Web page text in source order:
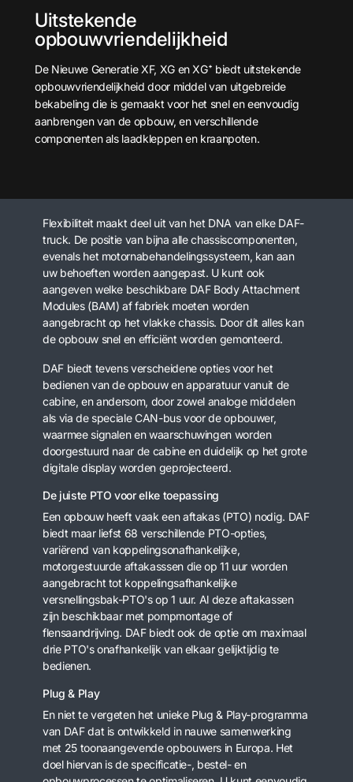
Uitstekende
opbouwvriendelijkheid
De Nieuwe Generatie XF, XG en XG⁺ biedt uitstekende
opbouwvriendelijkheid door middel van uitgebreide
bekabeling die is gemaakt voor het snel en eenvoudig
aanbrengen van de opbouw, en verschillende
componenten als laadkleppen en kraanpoten.
Flexibiliteit maakt deel uit van het DNA van elke DAF-
truck. De positie van bijna alle chassiscomponenten,
evenals het motornabehandelingssysteem, kan aan
uw behoeften worden aangepast. U kunt ook
aangeven welke beschikbare DAF Body Attachment
Modules (BAM) af fabriek moeten worden
aangebracht op het vlakke chassis. Door dit alles kan
de opbouw snel en efficiënt worden gemonteerd.
DAF biedt tevens verscheidene opties voor het
bedienen van de opbouw en apparatuur vanuit de
cabine, en andersom, door zowel analoge middelen
als via de speciale CAN-bus voor de opbouwer,
waarmee signalen en waarschuwingen worden
doorgestuurd naar de cabine en duidelijk op het grote
digitale display worden geprojecteerd.
De juiste PTO voor elke toepassing
Een opbouw heeft vaak een aftakas (PTO) nodig. DAF
biedt maar liefst 68 verschillende PTO-opties,
variërend van koppelingsonafhankelijke,
motorgestuurde aftakasssen die op 11 uur worden
aangebracht tot koppelingsafhankelijke
versnellingsbak-PTO's op 1 uur. Al deze aftakassen
zijn beschikbaar met pompmontage of
flensaandrijving. DAF biedt ook de optie om maximaal
drie PTO's onafhankelijk van elkaar gelijktijdig te
bedienen.
Plug & Play
En niet te vergeten het unieke Plug & Play-programma
van DAF dat is ontwikkeld in nauwe samenwerking
met 25 toonaangevende opbouwers in Europa. Het
doel hiervan is de specificatie-, bestel- en